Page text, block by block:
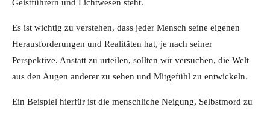
Geistführern und Lichtwesen steht.
Es ist wichtig zu verstehen, dass jeder Mensch seine eigenen
Herausforderungen und Realitäten hat, je nach seiner
Perspektive. Anstatt zu urteilen, sollten wir versuchen, die Welt
aus den Augen anderer zu sehen und Mitgefühl zu entwickeln.
Ein Beispiel hierfür ist die menschliche Neigung, Selbstmord zu